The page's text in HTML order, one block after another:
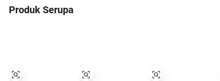
Produk Serupa